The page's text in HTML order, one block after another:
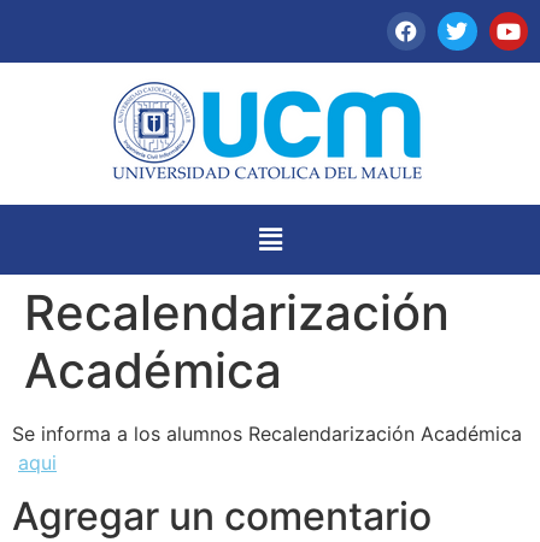
Recalendarización
Académica
Se informa a los alumnos Recalendarización Académica
aqui
Agregar un comentario